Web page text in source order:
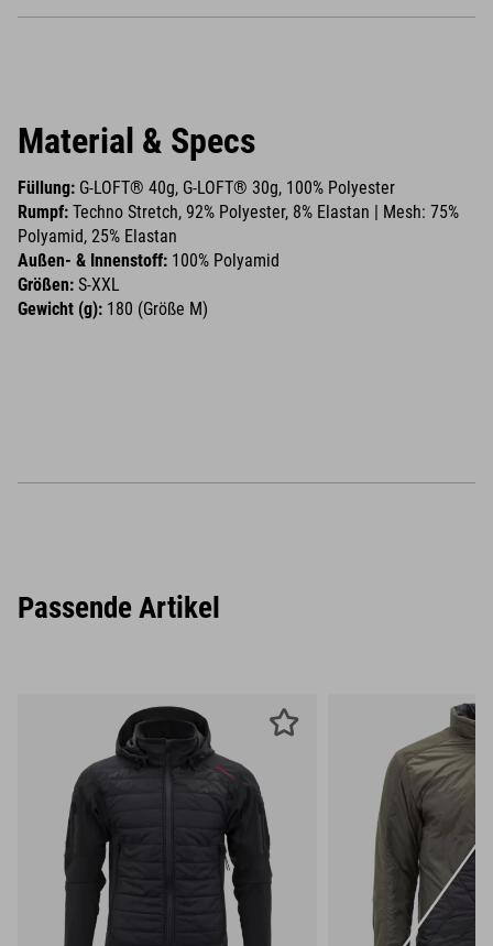
Material & Specs
Füllung: G-LOFT® 40g, G-LOFT® 30g, 100% Polyester
Rumpf: Techno Stretch, 92% Polyester, 8% Elastan | Mesh: 75%
Polyamid, 25% Elastan
Außen- & Innenstoff: 100% Polyamid
Größen: S-XXL
Gewicht (g): 180 (Größe M)
Passende Artikel